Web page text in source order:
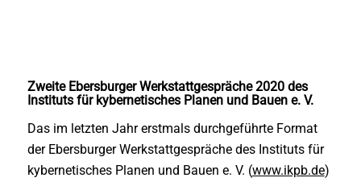
Zweite Ebersburger Werkstattgespräche 2020 des
Instituts für kybernetisches Planen und Bauen e. V.
Das im letzten Jahr erstmals durchgeführte Format
der Ebersburger Werkstattgespräche des Instituts für
kybernetisches Planen und Bauen e. V. (www.ikpb.de)